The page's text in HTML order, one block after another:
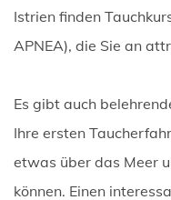
Istrien finden
APNEA), die Sie an
Es gibt auch
Ihre ersten
etwas über das Meer
können. Einen